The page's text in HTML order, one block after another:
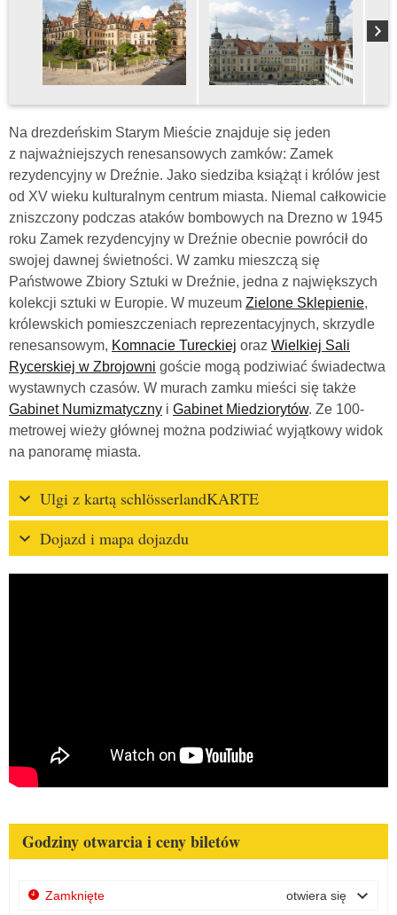
Na drezdeńskim Starym Mieście znajduje się jeden
z najważniejszych renesansowych zamków: Zamek
rezydencyjny w Dreźnie. Jako siedziba książąt i królów jest
od XV wieku kulturalnym centrum miasta. Niemal całkowicie
zniszczony podczas ataków bombowych na Drezno w 1945
roku Zamek rezydencyjny w Dreźnie obecnie powrócił do
swojej dawnej świetności. W zamku mieszczą się
Państwowe Zbiory Sztuki w Dreźnie, jedna z największych
kolekcji sztuki w Europie. W muzeum Zielone Sklepienie,
królewskich pomieszczeniach reprezentacyjnych, skrzydle
renesansowym, Komnacie Tureckiej oraz Wielkiej Sali
Rycerskiej w Zbrojowni goście mogą podziwiać świadectwa
wystawnych czasów. W murach zamku mieści się także
Gabinet Numizmatyczny i Gabinet Miedziorytów. Ze 100-
metrowej wieży głównej można podziwiać wyjątkowy widok
na panoramę miasta.
Ulgi z kartą schlösserlandKARTE
Dojazd i mapa dojazdu
Godziny otwarcia i ceny biletów
Zamknięte otwiera się